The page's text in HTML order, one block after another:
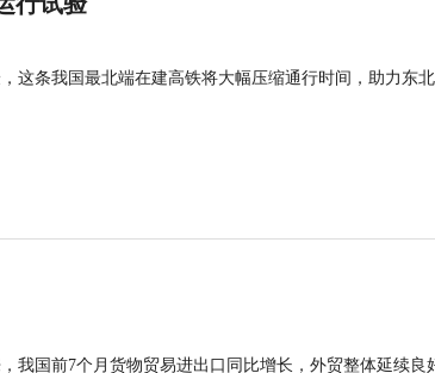
这条我国最北端在建高铁将大幅压缩通行时间，助力东
我国前7个月货物贸易进出口同比增长，外贸整体延续良